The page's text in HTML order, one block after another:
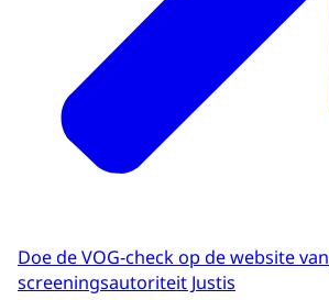
Doe de VOG-check op de website van
screeningsautoriteit Justis